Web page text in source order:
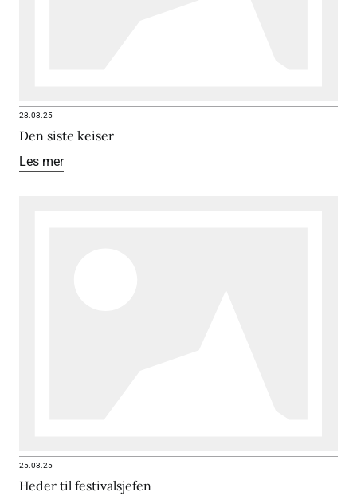
28.03.25
Den siste keiser
Les mer
25.03.25
Heder til festivalsjefen